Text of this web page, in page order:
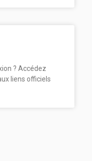
? Accédez
liens officiels